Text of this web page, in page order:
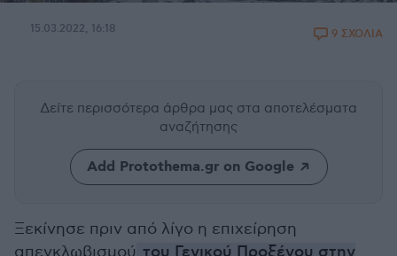
15.03.2022, 16:18 9 ΣΧΟΛΙΑ
Δείτε περισσότερα άρθρα μας στα αποτελέσματα
αναζήτησης
Add Protothema.gr on Google
Ξεκίνησε πριν από λίγο η επιχείρηση
απεγκλωβισμού